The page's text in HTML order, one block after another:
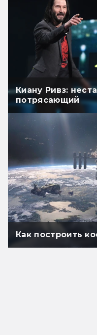
Киану Ривз:
потрясающий
Как построить